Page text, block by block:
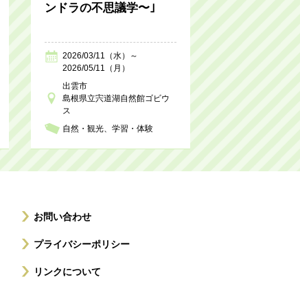
ンドラの不思議学〜｣
2026/03/11（水）～
2026/05/11（月）
出雲市
島根県立宍道湖自然館ゴビウ
ス
自然・観光
学習・体験
お問い合わせ
プライバシーポリシー
リンクについて